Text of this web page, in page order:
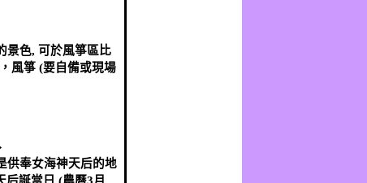
景色, 可於風箏區比
風箏 (要自備或現場
供奉女海神天后的地